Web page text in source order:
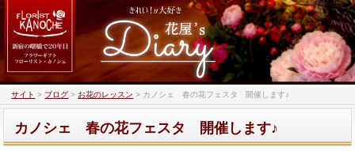
サイト > ブログ >お花のレッスン > カノシェ 春の花フェスタ 開催します♪
カノシェ 春の花フェスタ 開催します♪